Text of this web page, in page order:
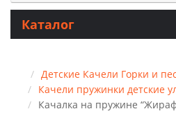
Каталог
Детские Качели Горки и
Качели пружинки детские
Качалка на пружине